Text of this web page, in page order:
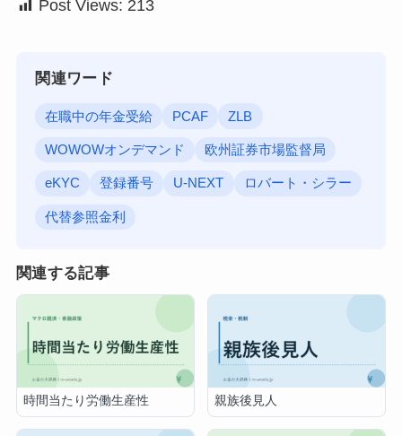
Post Views: 213
関連ワード
在職中の年金受給 PCAF ZLB
WOWOWオンデマンド 欧州証券市場監督局
eKYC 登録番号 U-NEXT ロバート・シラー
代替参照金利
関連する記事
時間当たり労働生産性 親族後見人